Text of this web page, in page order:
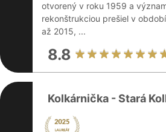
otvorený v roku 1959 a
rekonštrukciou prešiel v
až 2015, ...
8.8
Kolkárnička - Stará